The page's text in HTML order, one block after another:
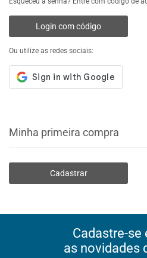
Login com código
Ou utilize as redes sociais:
Minha primeira compra
Cadastrar
Cadastre-se
as novidades